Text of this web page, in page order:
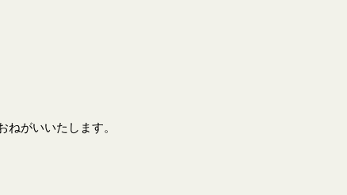
ねがいいたします。